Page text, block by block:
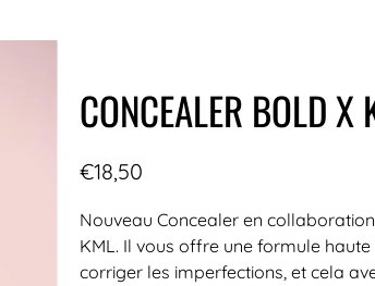
CONCEALER BOLD
€18,50
Nouveau Concealer en
KML. Il vous offre une formule
corriger les imperfections, et cela